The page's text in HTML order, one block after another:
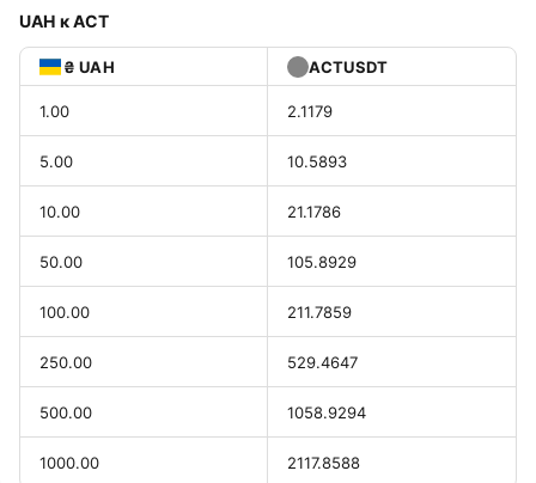
UAH к ACT
₴ UAH ACTUSDT
1.00 2.1179
5.00 10.5893
10.00 21.1786
50.00 105.8929
100.00 211.7859
250.00 529.4647
500.00 1058.9294
1000.00 2117.8588